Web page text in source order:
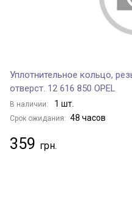
Уплотнительное кольцо,
отверст. 12 616 850 OPEL
В наличии: 1 шт.
Срок ожидания: 48 часов
359